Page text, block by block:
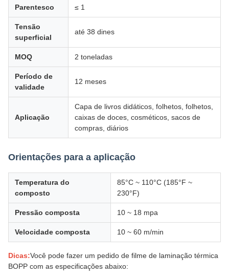
Parentesco ≤ 1
Tensão
superficial
até 38 dines
MOQ 2 toneladas
Período de
validade
12 meses
Aplicação
Capa de livros didáticos, folhetos, folhetos,
caixas de doces, cosméticos, sacos de
compras, diários
Orientações para a aplicação
Temperatura do
composto
85°C ~ 110°C (185°F ~
230°F)
Pressão composta 10 ~ 18 mpa
Velocidade composta 10 ~ 60 m/min
Dicas:Você pode fazer um pedido de filme de laminação térmica
BOPP com as especificações abaixo: